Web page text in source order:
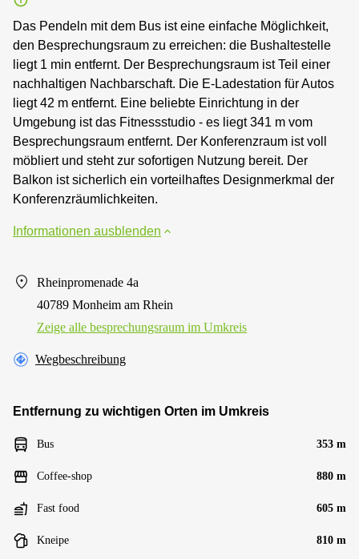
Das Pendeln mit dem Bus ist eine einfache Möglichkeit,
den Besprechungsraum zu erreichen: die Bushaltestelle
liegt 1 min entfernt. Der Besprechungsraum ist Teil einer
nachhaltigen Nachbarschaft. Die E-Ladestation für Autos
liegt 42 m entfernt. Eine beliebte Einrichtung in der
Umgebung ist das Fitnessstudio - es liegt 341 m vom
Besprechungsraum entfernt. Der Konferenzraum ist voll
möbliert und steht zur sofortigen Nutzung bereit. Der
Balkon ist sicherlich ein vorteilhaftes Designmerkmal der
Konferenzräumlichkeiten.
Informationen ausblenden
Rheinpromenade 4a
40789 Monheim am Rhein
Zeige alle besprechungsraum im Umkreis
Wegbeschreibung
Entfernung zu wichtigen Orten im Umkreis
Bus 353 m
Coffee-shop 880 m
Fast food 605 m
Kneipe 810 m